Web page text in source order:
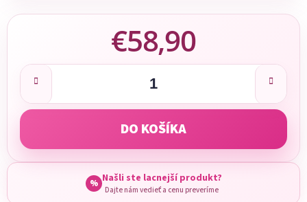
€58,90
Jednotková cena:
DO KOŠÍKA
% Našli ste lacnejší produkt?
Dajte nám vedieť a cenu preveríme